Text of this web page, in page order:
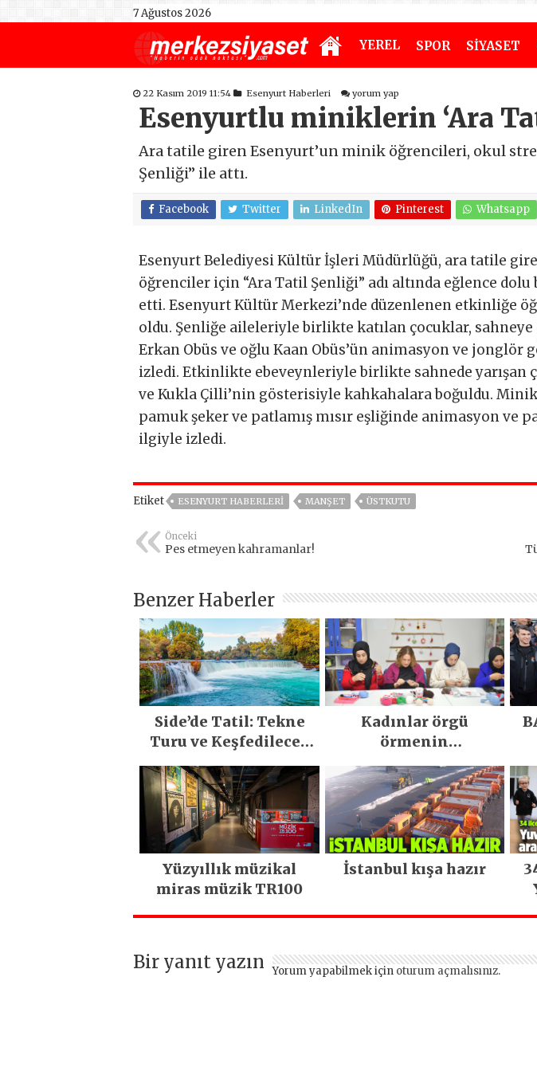
7 Ağustos 2026
YEREL SPOR SİYASET
22 Kasım 2019 11:54 Esenyurt Haberleri yorum yap
Esenyurtlu miniklerin ‘Ara
Ara tatile giren Esenyurt’un minik öğrencileri, okul
Şenliği” ile attı.
Facebook Twitter LinkedIn Pinterest Whatsapp
Esenyurt Belediyesi Kültür İşleri Müdürlüğü, ara tatile
öğrenciler için “Ara Tatil Şenliği” adı altında eğlence
etti. Esenyurt Kültür Merkezi’nde düzenlenen etkinliğe
oldu. Şenliğe aileleriyle birlikte katılan çocuklar, sahneye
Erkan Obüs ve oğlu Kaan Obüs’ün animasyon ve
izledi. Etkinlikte ebeveynleriyle birlikte sahnede yarışan
ve Kukla Çilli’nin gösterisiyle kahkahalara boğuldu.
pamuk şeker ve patlamış mısır eşliğinde animasyon ve
ilgiyle izledi.
Etiket ESENYURT HABERLERI MANŞET ÜSTKUTU
Önceki
Pes etmeyen kahramanlar!
Benzer Haberler
Side’de Tatil: Tekne
Turu ve Keşfedilecek
Kadınlar örgü
örmenin
öğreniyor
Yüzyıllık müzikal
miras müzik TR100
İstanbul kışa hazır
Bir yanıt yazın Yorum yapabilmek için oturum açmalısınız.